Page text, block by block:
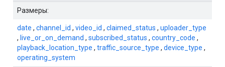
Размеры:
date , channel_id , video_id , claimed_status , uploader_type
, live_or_on_demand , subscribed_status , country_code ,
playback_location_type , traffic_source_type , device_type ,
operating_system